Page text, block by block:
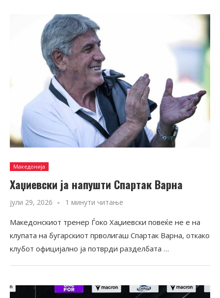
Македонија
Хаџиевски ја напушти Спартак Варна
јули 29, 2026 1 минути читање
Македонскиот тренер Ѓоко Хаџиевски повеќе не е на
клупата на бугарскиот прволигаш Спартак Варна, откако
клубот официјално ја потврди разделбата …